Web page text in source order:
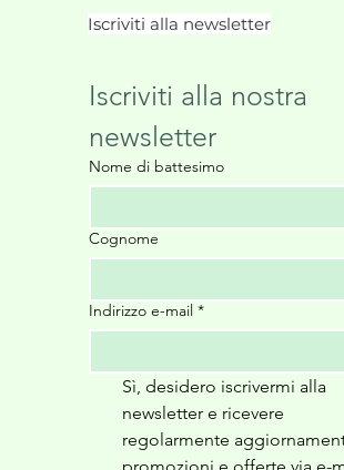
Iscriviti alla newsletter
Iscriviti alla nostra
newsletter
Nome di battesimo
Cognome
Indirizzo e-mail *
Sì, desidero iscrivermi alla
newsletter e ricevere
regolarmente